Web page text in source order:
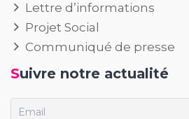
Lettre d’informations
Projet Social
Communiqué de presse
Suivre notre actualité